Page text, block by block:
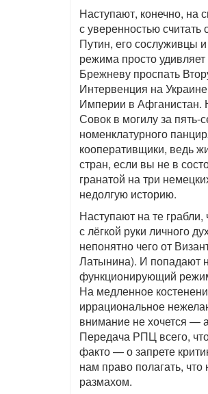
Наступают, конечно, на
с уверенностью
Путин, его сослуживцы
режима просто
Брежневу проспать
Интервенция на
Империи в Афганистан.
Совок в могилу за пять-
номенклатурного
кооперативщики, ведь
стран, если вы не в
гранатой на три
недолгую историю.
Наступают на те
с лёгкой руки личного
непонятно чего от
Латынина). И попадают
функционирующий режим
На медленное
иррациональное
внимание не хочется —
Передача РПЦ всего,
факто — о запрете
нам право полагать,
размахом.